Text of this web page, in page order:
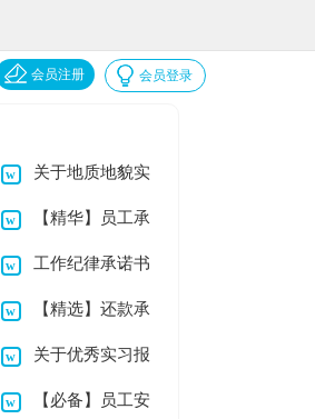
会员登录
会员注册
关于地质地貌实
习报告3篇【精华】员工承
诺书集锦九篇
工作纪律承诺书
合集7篇【精选】还款承
诺书4篇关于优秀实习报
告四篇【必备】员工安